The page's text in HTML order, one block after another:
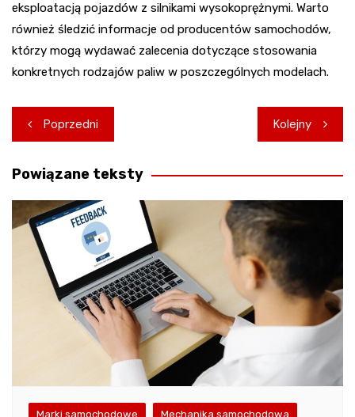
eksploatacją pojazdów z silnikami wysokoprężnymi. Warto
również śledzić informacje od producentów samochodów,
którzy mogą wydawać zalecenia dotyczące stosowania
konkretnych rodzajów paliw w poszczególnych modelach.
Nawigacja
wpisu
Poprzedni Kolejny
Powiązane teksty
Marki samochodowe Mechanika samochodowa